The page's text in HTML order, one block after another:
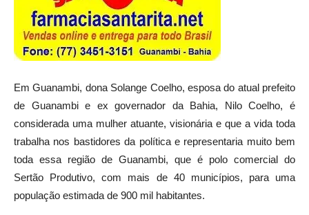
Em Guanambi, dona Solange Coelho, esposa do atual prefeito
de Guanambi e ex governador da Bahia, Nilo Coelho, é
considerada uma mulher atuante, visionária e que a vida toda
trabalha nos bastidores da política e representaria muito bem
toda essa região de Guanambi, que é polo comercial do
Sertão Produtivo, com mais de 40 municípios, para uma
população estimada de 900 mil habitantes.